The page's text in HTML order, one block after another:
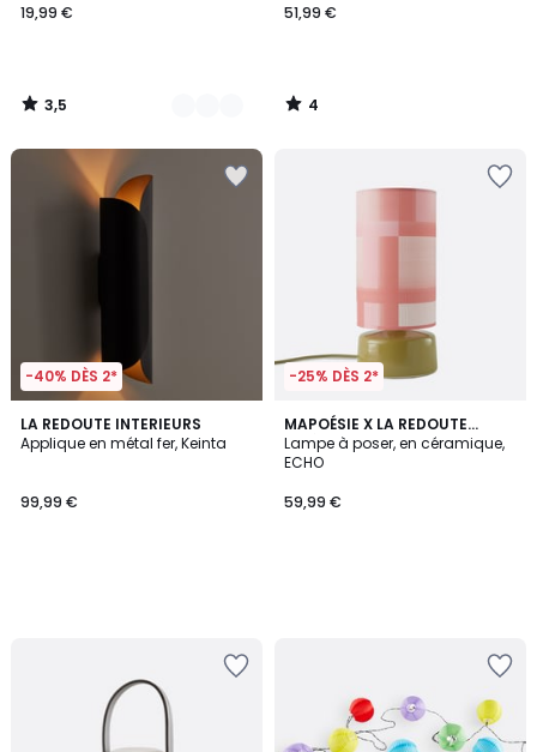
19,99 €
3,5
/
51,99 €
4
/
-40% DÈS 2*
LA REDOUTE INTERIEURS
Applique en métal fer, Keinta
99,99 €
-25% DÈS 2*
MAPOÉSIE X LA REDOUTE
INTÉRIEURS
Lampe à poser, en céramique,
ECHO
59,99 €